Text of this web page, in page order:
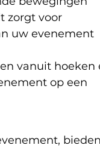
zorgt voor
uw evenement
vanuit hoeken
op een
bieden